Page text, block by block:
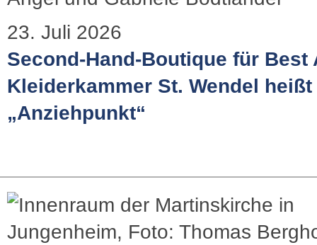
23. Juli 2026
Second-Hand-Boutique für Best
Kleiderkammer St. Wendel
„Anziehpunkt“